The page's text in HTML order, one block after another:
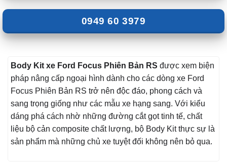
0949 60 3979
Body Kit xe Ford Focus Phiên Bản RS được xem biện
pháp nâng cấp ngoại hình dành cho các dòng xe Ford
Focus Phiên Bản RS trở nên độc đáo, phong cách và
sang trọng giống như các mẫu xe hạng sang. Với kiểu
dáng phá cách nhờ những đường cắt gọt tinh tế, chất
liệu bộ cản composite chất lượng, bộ Body Kit thực sự là
sản phẩm mà những chủ xe tuyệt đối không nên bỏ qua.